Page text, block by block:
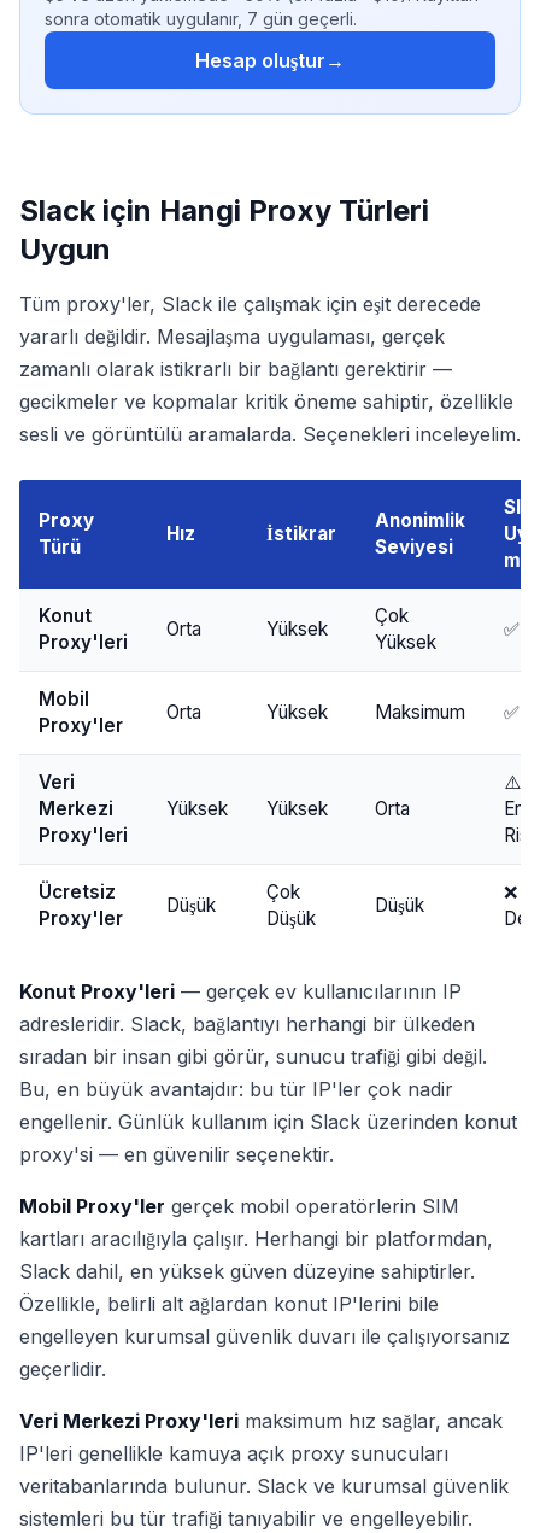
sonra otomatik uygulanır, 7 gün geçerli.
Hesap oluştur →
Slack için Hangi Proxy Türleri
Uygun
Tüm proxy'ler, Slack ile çalışmak için eşit derecede
yararlı değildir. Mesajlaşma uygulaması, gerçek
zamanlı olarak istikrarlı bir bağlantı gerektirir —
gecikmeler ve kopmalar kritik öneme sahiptir, özellikle
sesli ve görüntülü aramalarda. Seçenekleri inceleyelim.
Proxy
Türü
Hız İstikrar
Anonimlik
Seviyesi
Konut
Proxy'leri
Orta Yüksek
Çok
Yüksek
✅
Mobil
Proxy'ler
Orta Yüksek Maksimum ✅
Veri
Merkezi
Proxy'leri
Yüksek Yüksek Orta
⚠️
Ücretsiz
Proxy'ler
Düşük
Çok
Düşük
Düşük
❌
Konut Proxy'leri — gerçek ev kullanıcılarının IP
adresleridir. Slack, bağlantıyı herhangi bir ülkeden
sıradan bir insan gibi görür, sunucu trafiği gibi değil.
Bu, en büyük avantajdır: bu tür IP'ler çok nadir
engellenir. Günlük kullanım için Slack üzerinden konut
proxy'si — en güvenilir seçenektir.
Mobil Proxy'ler gerçek mobil operatörlerin SIM
kartları aracılığıyla çalışır. Herhangi bir platformdan,
Slack dahil, en yüksek güven düzeyine sahiptirler.
Özellikle, belirli alt ağlardan konut IP'lerini bile
engelleyen kurumsal güvenlik duvarı ile çalışıyorsanız
geçerlidir.
Veri Merkezi Proxy'leri maksimum hız sağlar, ancak
IP'leri genellikle kamuya açık proxy sunucuları
veritabanlarında bulunur. Slack ve kurumsal güvenlik
sistemleri bu tür trafiği tanıyabilir ve engelleyebilir.